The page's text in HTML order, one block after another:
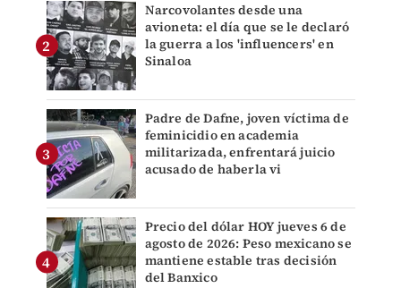
Narcovolantes desde una
avioneta: el día que se le declaró
la guerra a los 'influencers' en
Sinaloa
Padre de Dafne, joven víctima de
feminicidio en academia
militarizada, enfrentará juicio
acusado de haberla vi
Precio del dólar HOY jueves 6 de
agosto de 2026: Peso mexicano se
mantiene estable tras decisión
del Banxico